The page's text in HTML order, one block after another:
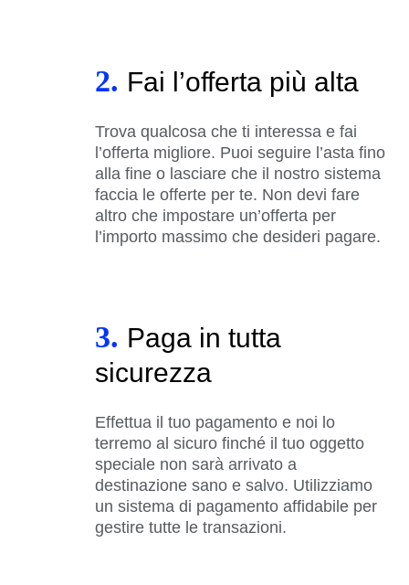
2. Fai l’offerta più alta
Trova qualcosa che ti interessa e fai
l’offerta migliore. Puoi seguire l’asta fino
alla fine o lasciare che il nostro sistema
faccia le offerte per te. Non devi fare
altro che impostare un’offerta per
l’importo massimo che desideri pagare.
3. Paga in tutta
sicurezza
Effettua il tuo pagamento e noi lo
terremo al sicuro finché il tuo oggetto
speciale non sarà arrivato a
destinazione sano e salvo. Utilizziamo
un sistema di pagamento affidabile per
gestire tutte le transazioni.